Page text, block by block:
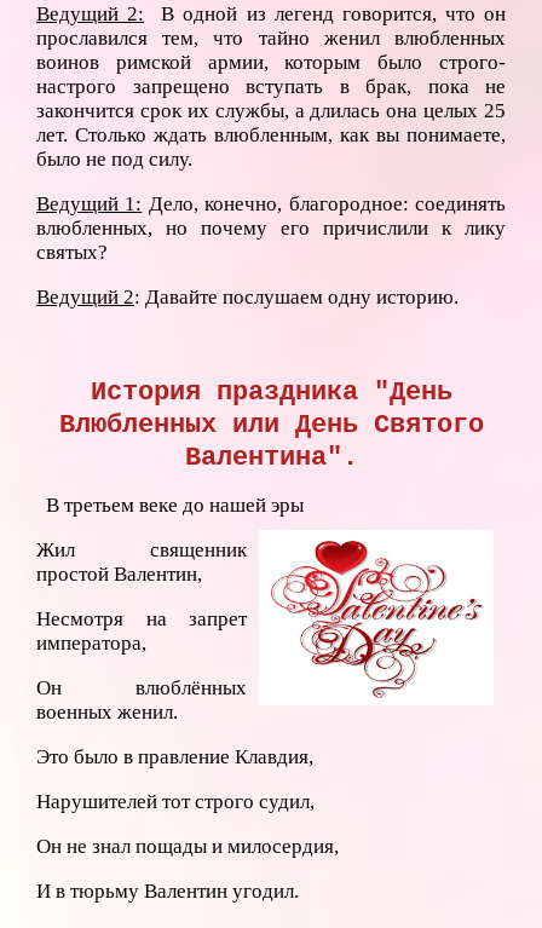
Ведущий 2: В одной из легенд говорится, что он
прославился тем, что тайно женил влюбленных
воинов римской армии, которым было строго-
настрого запрещено вступать в брак, пока не
закончится срок их службы, а длилась она целых 25
лет. Столько ждать влюбленным, как вы понимаете,
было не под силу.
Ведущий 1: Дело, конечно, благородное: соединять
влюбленных, но почему его причислили к лику
святых?
Ведущий 2: Давайте послушаем одну историю.
История праздника "День
Влюбленных или День Святого
Валентина".
В третьем веке до нашей эры
Жил священник
простой Валентин,
Несмотря на запрет
императора,
Он влюблённых
военных женил.
Это было в правление Клавдия,
Нарушителей тот строго судил,
Он не знал пощады и милосердия,
И в тюрьму Валентин угодил.